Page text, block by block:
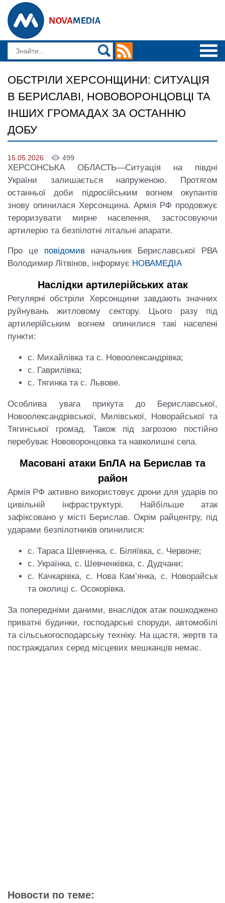
ОБСТРІЛИ ХЕРСОНЩИНИ: СИТУАЦІЯ
В БЕРИСЛАВІ, НОВОВОРОНЦОВЦІ ТА
ІНШИХ ГРОМАДАХ ЗА ОСТАННЮ
ДОБУ
15.05.2026 499
ХЕРСОНСЬКА ОБЛАСТЬ—Ситуація на півдні
України залишається напруженою. Протягом
останньої доби підросійським вогнем окупантів
знову опинилася Херсонщина. Армія РФ продовжує
тероризувати мирне населення, застосовуючи
артилерію та безпілотні літальні апарати.
Про це повідомив начальник Бериславської РВА
Володимир Літвінов, інформує НОВАМЕДІА
Наслідки артилерійських атак
Регулярні обстріли Херсонщини завдають значних
руйнувань житловому сектору. Цього разу під
артилерійським вогнем опинилися такі населені
пункти:
с. Михайлівка та с. Новоолександрівка;
с. Гаврилівка;
с. Тягинка та с. Львове.
Особлива увага прикута до Бериславської,
Новоолександрівської, Милівської, Новорайської та
Тягинської громад. Також під загрозою постійно
перебуває Нововоронцовка та навколишні села.
Масовані атаки БпЛА на Берислав та
район
Армія РФ активно використовує дрони для ударів по
цивільній інфраструктурі. Найбільше атак
зафіксовано у місті Берислав. Окрім райцентру, під
ударами безпілотників опинилися:
с. Тараса Шевченка, с. Біляївка, с. Червоне;
с. Українка, с. Шевченківка, с. Дудчани;
с. Качкарівка, с. Нова Кам’янка, с. Новорайськ
та околиці с. Осокорівка.
За попередніми даними, внаслідок атак пошкоджено
приватні будинки, господарські споруди, автомобілі
та сільськогосподарську техніку. На щастя, жертв та
постраждалих серед місцевих мешканців немає.
Новости по теме: